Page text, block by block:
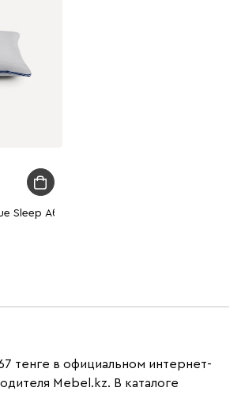
Sleep Абсолют
тенге в официальном интернет-
Mebel.kz. В каталоге